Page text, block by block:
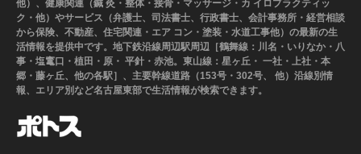
他）、健康関連（鍼 灸・整体・接骨・マッサージ・カ イロプラクティッ
ク・他）やサービス（弁護士、司法書士、行政書士、会計事務所・経営相談
から保険、不動産、住宅関連・エア コン・塗装・水道工事他）の最新の生
活情報を提供中です。地下鉄沿線周辺駅周辺［鶴舞線：川名・いりなか・八
事・塩竃口・植田・原・ 平針・赤池。東山線：星ヶ丘・ 一社・上社・本
郷・藤ヶ丘、他の各駅］、主要幹線道路（153号・302号、 他）沿線別情
報、エリア別など名古屋東部で生活情報が検索できます。